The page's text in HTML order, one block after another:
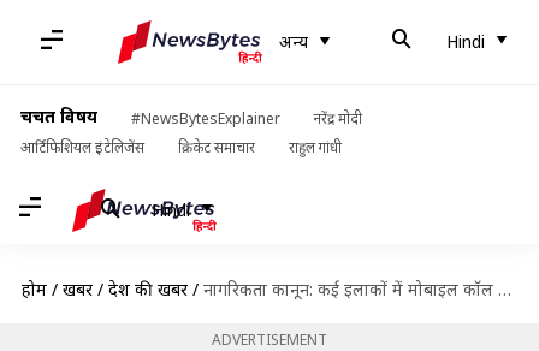
अन्य Hindi
चर्चित विषय #NewsBytesExplainer
नरेंद्र मोदी
आर्टिफिशियल इंटेलिजेंस
क्रिकेट समाचार राहुल गांधी
Hindi
होम / खबरें / देश की खबरें / नागरिकता कानून: कई इलाकों में मोबाइल कॉल और इंटरनेट बंद, रामचंद्र गुहा समेत कई हिरासत में
ADVERTISEMENT